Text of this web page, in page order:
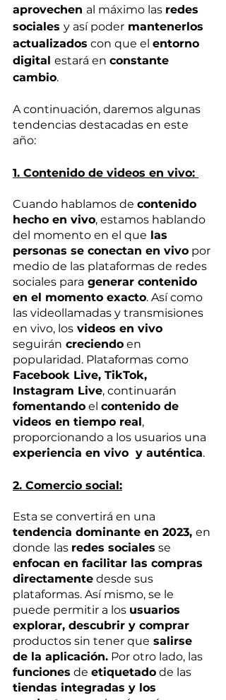
aprovechen al máximo las redes
sociales y así poder mantenerlos
actualizados con que el entorno
digital estará en constante
cambio.
A continuación, daremos algunas
tendencias destacadas en este
año:
1. Contenido de videos en vivo:
Cuando hablamos de contenido
hecho en vivo, estamos hablando
del momento en el que las
personas se conectan en vivo por
medio de las plataformas de redes
sociales para generar contenido
en el momento exacto. Así como
las videollamadas y transmisiones
en vivo, los videos en vivo
seguirán creciendo en
popularidad. Plataformas como
Facebook Live, TikTok,
Instagram Live, continuarán
fomentando el contenido de
videos en tiempo real,
proporcionando a los usuarios una
experiencia en vivo  y auténtica.
2. Comercio social:
Esta se convertirá en una
tendencia dominante en 2023, en
donde las redes sociales se
enfocan en facilitar las compras
directamente desde sus
plataformas. Así mismo, se le
puede permitir a los usuarios
explorar, descubrir y comprar
productos sin tener que salirse
de la aplicación. Por otro lado, las
funciones de etiquetado de las
tiendas integradas y los